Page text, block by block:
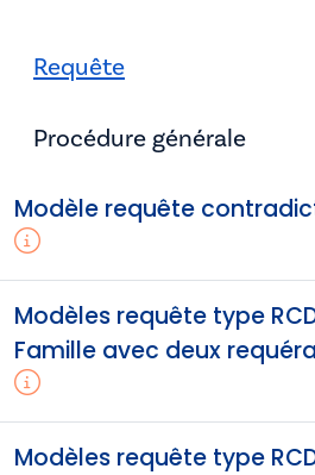
Requête
Procédure générale
Modèle requête
Modèles requête type
Famille avec deux
Modèles requête type